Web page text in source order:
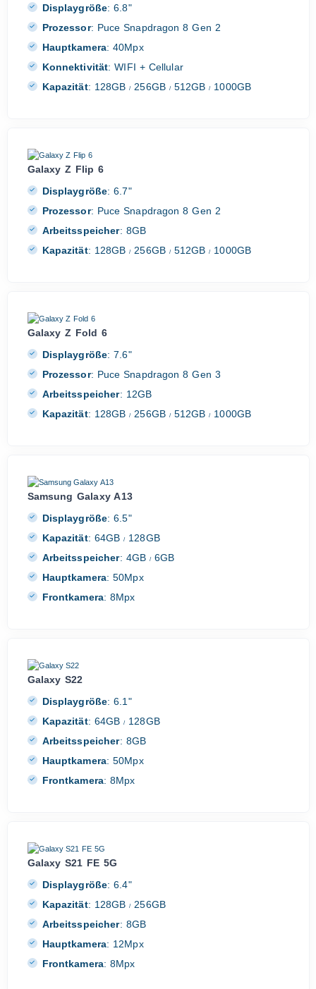
Displaygröße: 6.8"
Prozessor: Puce Snapdragon 8 Gen 2
Hauptkamera: 40Mpx
Konnektivität: WIFI + Cellular
Kapazität: 128GB/ 256GB /512GB/ 1000GB
Galaxy Z Flip 6
Displaygröße: 6.7"
Prozessor: Puce Snapdragon 8 Gen 2
Arbeitsspeicher: 8GB
Kapazität: 128GB/ 256GB /512GB/ 1000GB
Galaxy Z Fold 6
Displaygröße: 7.6"
Prozessor: Puce Snapdragon 8 Gen 3
Arbeitsspeicher: 12GB
Kapazität: 128GB/ 256GB /512GB/ 1000GB
Samsung Galaxy A13
Displaygröße: 6.5"
Kapazität: 64GB/ 128GB
Arbeitsspeicher: 4GB / 6GB
Hauptkamera: 50Mpx
Frontkamera: 8Mpx
Galaxy S22
Displaygröße: 6.1"
Kapazität: 64GB/ 128GB
Arbeitsspeicher: 8GB
Hauptkamera: 50Mpx
Frontkamera: 8Mpx
Galaxy S21 FE 5G
Displaygröße: 6.4"
Kapazität: 128GB/ 256GB
Arbeitsspeicher: 8GB
Hauptkamera: 12Mpx
Frontkamera: 8Mpx